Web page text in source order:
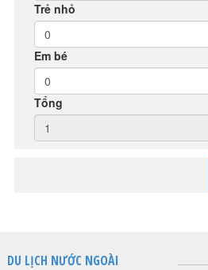
Trẻ nhỏ
Em bé
Tổng
DU LỊCH NƯỚC NGOÀI